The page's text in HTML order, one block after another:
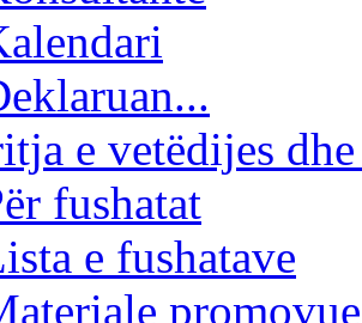
e vetëdijes
fushatat
e fushatave